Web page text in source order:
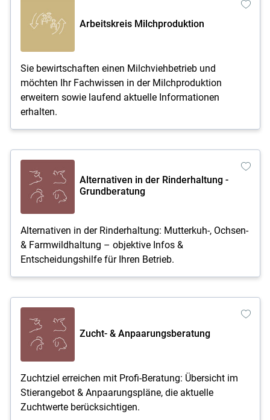
Skip to main content
Arbeitskreis Milchproduktion
Sie bewirtschaften einen Milchviehbetrieb und
möchten Ihr Fachwissen in der Milchproduktion
erweitern sowie laufend aktuelle Informationen
erhalten.
Alternativen in der Rinderhaltung -
Grundberatung
Alternativen in der Rinderhaltung: Mutterkuh-, Ochsen-
& Farmwildhaltung – objektive Infos &
Entscheidungshilfe für Ihren Betrieb.
Zucht- & Anpaarungsberatung
Zuchtziel erreichen mit Profi-Beratung: Übersicht im
Stierangebot & Anpaarungspläne, die aktuelle
Zuchtwerte berücksichtigen.